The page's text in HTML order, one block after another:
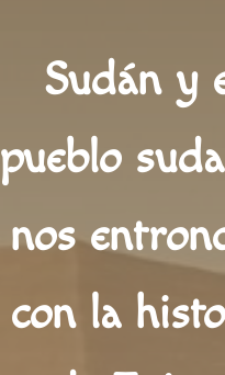
Sudán y
pueblo
nos
con la